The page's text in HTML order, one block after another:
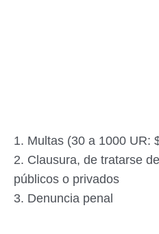
1. Multas (30 a 1000 UR:
2. Clausura, de tratarse
públicos o privados
3. Denuncia penal